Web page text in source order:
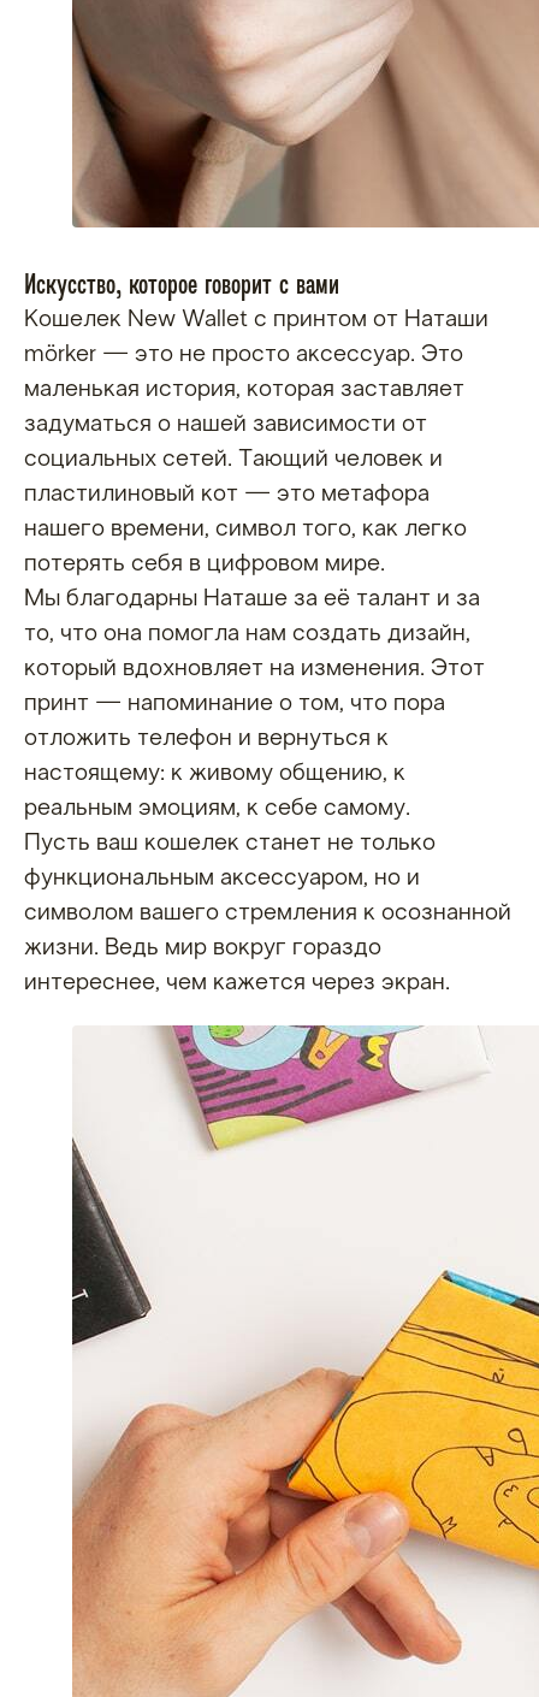
Искусство, которое говорит с вами
Кошелек New Wallet с принтом от Наташи
mörker — это не просто аксессуар. Это
маленькая история, которая заставляет
задуматься о нашей зависимости от
социальных сетей. Тающий человек и
пластилиновый кот — это метафора
нашего времени, символ того, как легко
потерять себя в цифровом мире.
Мы благодарны Наташе за её талант и за
то, что она помогла нам создать дизайн,
который вдохновляет на изменения. Этот
принт — напоминание о том, что пора
отложить телефон и вернуться к
настоящему: к живому общению, к
реальным эмоциям, к себе самому.
Пусть ваш кошелек станет не только
функциональным аксессуаром, но и
символом вашего стремления к осознанной
жизни. Ведь мир вокруг гораздо
интереснее, чем кажется через экран.
О БРЕНДЕ
ПРОДУКЦИЯ ИЗ TYVEK
ПРОДУКЦИИ ИЗ LEOLITE
ПЛЯЖ ПОЛОТЕНЦЕ
ОБЛОЖКИ НА ПАСПОРТ
МИНИ-КОШЕЛЬКИ
КОШЕЛЬКИ
+7 (921) 967-46-55
MANAGER@NEWWALLET.RU
Наб. реки Карповки, 5,
корпус 22, помещение 316,
Опт
Гарантия возврата
Доставка и оплата
Блог
Контакты
Политика конфиденциальности
О компании
Каталог
Публичная оферта
ОГРНИП: 310860314400048 / ИП Леонтьев А.К.